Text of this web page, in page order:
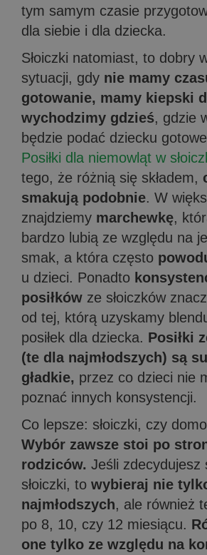
tym samym czasie
dla siebie i dla dziecka.
Słoiczki natomiast, to dobry
sytuacji, gdy nie mamy
gotowanie, mamy kiepski
wychodzimy gdzieś, gdzie
będzie podać dziecku
Posiłki dla niemowląt w
tego, że różnią się składem,
smakują podobnie. W
znajdziemy marchewkę,
bardzo lubią ze względu na
smak, a która często
u dzieci. Ponadto
posiłków ze słoiczków
od tej, którą uzyskamy
posiłek dla dziecka. Posiłki
(te dla najmłodszych) są
gładkie, przez co dzieci nie
poznać innych konsystencji.
Co lepsze: słoiczki, czy
Wybór zawsze stoi po
rodziców. Jeśli zdecydujesz
słoiczki, to wybieraj nie
najmłodszych, ale również
po 8, 10, czy 12 miesiącu.
one tylko ze względu na